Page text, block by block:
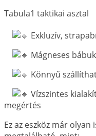
Tabula1 taktikai asztal
Exkluzív,
Mágneses
Könnyű
Vízszintes
megértés
Ez az eszköz már